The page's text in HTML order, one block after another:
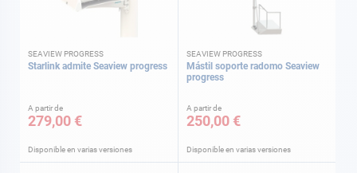
SEAVIEW PROGRESS
Starlink admite Seaview progress
A partir de
279,00 €
Disponible en varias versiones
SEAVIEW PROGRESS
Mástil soporte radomo Seaview
progress
A partir de
250,00 €
Disponible en varias versiones